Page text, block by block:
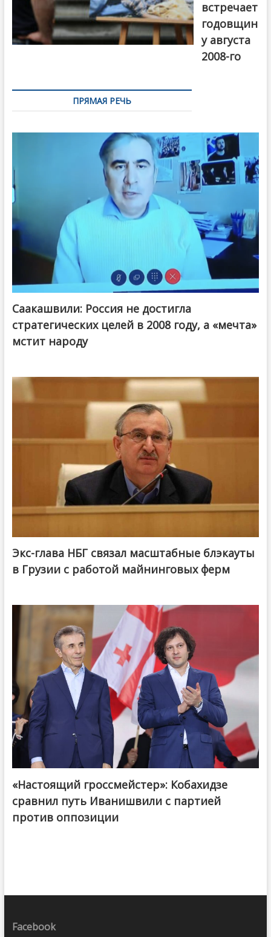
встречает
годовщин
у августа
2008-го
ПРЯМАЯ РЕЧЬ
Саакашвили: Россия не достигла
стратегических целей в 2008 году, а «мечта»
мстит народу
Экс-глава НБГ связал масштабные блэкауты
в Грузии с работой майнинговых ферм
@ქართული ოცნება / Georgian Dream
«Настоящий гроссмейстер»: Кобахидзе
сравнил путь Иванишвили с партией
против оппозиции
Facebook